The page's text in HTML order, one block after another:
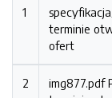
1
terminie
ofert
2 img877.pdf